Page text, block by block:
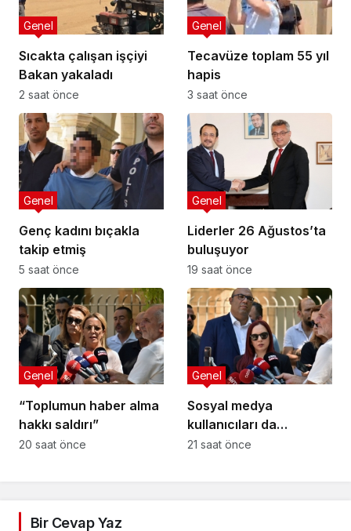
Sıcakta çalışan işçiyi
Bakan yakaladı
Genel
2 saat önce
Tecavüze toplam 55 yıl
hapis
Genel
3 saat önce
Genç kadını bıçakla
takip etmiş
Genel
5 saat önce
Liderler 26 Ağustos’ta
buluşuyor
Genel
19 saat önce
“Toplumun haber alma
hakkı saldırı”
Genel
20 saat önce
Sosyal medya
kullanıcıları da
tehlikede
Genel
21 saat önce
Bir Cevap Yaz